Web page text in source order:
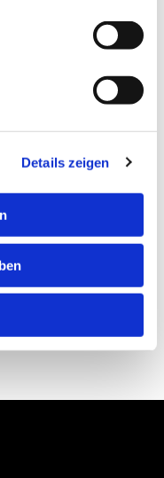
Details zeigen
auch zu Ihren